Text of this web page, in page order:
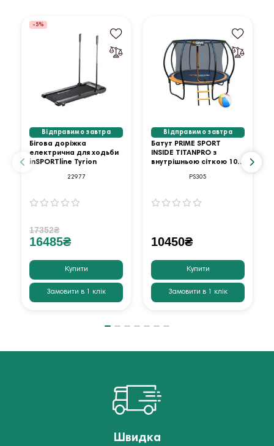
-5%
Відправимо завтра
Бігова доріжка
електрична для ходьби
inSPORTline Tyrion
22977
17352₴
16485₴
Купити
Замовити в 1 клік
Відправимо завтра
Батут PRIME SPORT
INSIDE TITANPRO з
внутрішньою сіткою 10
PS305
10450₴
Купити
Замовити в 1 клік
Швидка